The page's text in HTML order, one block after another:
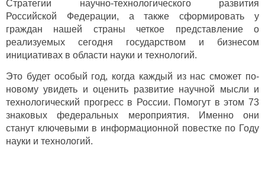
Стратегии научно-технологического развития
Российской Федерации, а также сформировать у
граждан нашей страны четкое представление о
реализуемых сегодня государством и бизнесом
инициативах в области науки и технологий.
Это будет особый год, когда каждый из нас сможет по-
новому увидеть и оценить развитие научной мысли и
технологический прогресс в России. Помогут в этом 73
знаковых федеральных мероприятия. Именно они
станут ключевыми в информационной повестке по Году
науки и технологий.